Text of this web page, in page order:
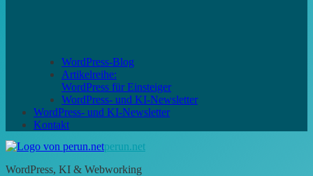
WordPress-Blog
Artikelreihe:
WordPress für Einsteiger
WordPress- und KI-Newsletter
WordPress- und KI-Newsletter
Kontakt
perun.net
WordPress, KI & Webworking